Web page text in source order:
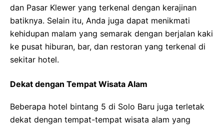
dan Pasar Klewer yang terkenal dengan kerajinan
batiknya. Selain itu, Anda juga dapat menikmati
kehidupan malam yang semarak dengan berjalan kaki
ke pusat hiburan, bar, dan restoran yang terkenal di
sekitar hotel.
Dekat dengan Tempat Wisata Alam
Beberapa hotel bintang 5 di Solo Baru juga terletak
dekat dengan tempat-tempat wisata alam yang